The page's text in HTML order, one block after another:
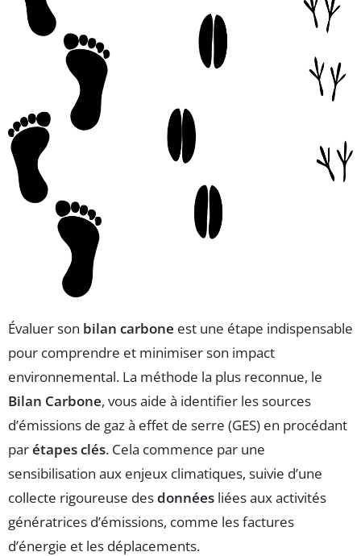
Évaluer son bilan carbone est une étape indispensable
pour comprendre et minimiser son impact
environnemental. La méthode la plus reconnue, le
Bilan Carbone, vous aide à identifier les sources
d’émissions de gaz à effet de serre (GES) en procédant
parétapes clés. Cela commence par une
sensibilisation aux enjeux climatiques, suivie d’une
collecte rigoureuse desdonnées liées aux activités
génératrices d’émissions, comme les factures
d’énergie et les déplacements.